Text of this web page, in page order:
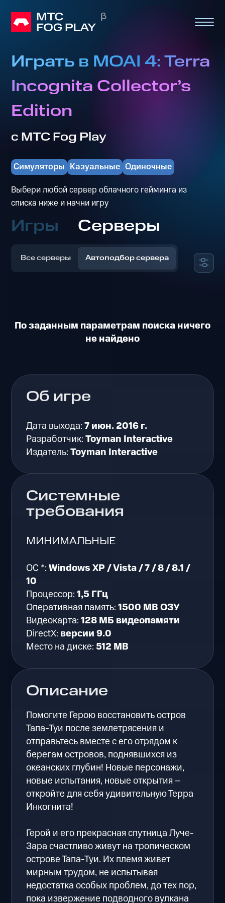
Играть в MOAI 4: Terra
Incognita Collector’s
Edition
с МТС Fog Play
Симуляторы Казуальные Одиночные
Выбери любой сервер облачного гейминга из
списка ниже и начни игру
Игры Серверы
Все серверы Автоподбор сервера
По заданным параметрам поиска ничего
не найдено
Описание
Помогите Герою восстановить остров
Тапа-Туи после землетрясения и
отправьтесь вместе с его отрядом к
берегам островов, поднявшихся из
океанских глубин! Новые персонажи,
новые испытания, новые открытия –
откройте для себя удивительную Терра
Инкогнита!
Герой и его прекрасная спутница Луче-
Зара счастливо живут на тропическом
острове Тапа-Туи. Их племя живет
мирным трудом, не испытывая
недостатка особых проблем, до тех пор,
пока извержение подводного вулкана
Об игре
Дата выхода:7 июн. 2016 г.
Разработчик:Toyman Interactive
Издатель:Toyman Interactive
Системные
требования
МИНИМАЛЬНЫЕ
ОС *:Windows XP / Vista / 7 / 8 / 8.1 /
10
Процессор:1,5 ГГц
Оперативная память:1500 MB ОЗУ
Видеокарта:128 МБ видеопамяти
DirectX: версии 9.0
Место на диске:512 MB